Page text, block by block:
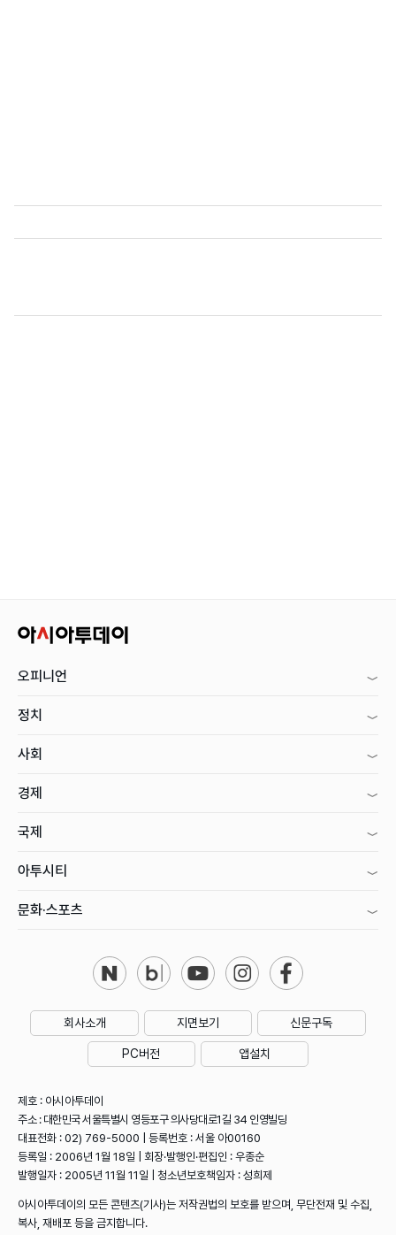
오피니언
정치
사회
경제
국제
아투시티
문화·스포츠
회사소개 지면보기 신문구독
PC버전 앱설치
제호 : 아시아투데이
주소 : 대한민국 서울특별시 영등포구 의사당대로1길 34 인영빌딩
대표전화 : 02) 769-5000 | 등록번호 : 서울 아00160
등록일 : 2006년 1월 18일 | 회장·발행인·편집인 : 우종순
발행일자 : 2005년 11월 11일 | 청소년보호책임자 : 성희제
아시아투데이의 모든 콘텐츠(기사)는 저작권법의 보호를 받으며, 무단전재 및 수집,
복사, 재배포 등을 금지합니다.